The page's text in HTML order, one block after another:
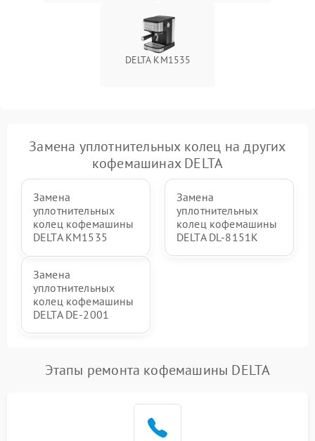
DELTA KM1535
Замена уплотнительных колец на других
кофемашинах DELTA
Замена
уплотнительных
колец кофемашины
DELTA KM1535
Замена
уплотнительных
колец кофемашины
DELTA DL-8151K
Замена
уплотнительных
колец кофемашины
DELTA DE-2001
Этапы ремонта кофемашины DELTA